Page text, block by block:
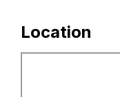
Location